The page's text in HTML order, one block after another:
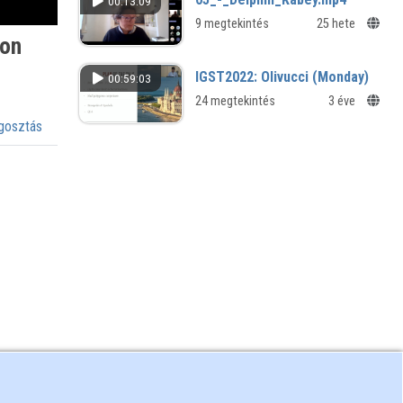
9 megtekintés 25 hete
00:59:03 IGST2022: Olivucci (Monday)
24 megtekintés 3 éve